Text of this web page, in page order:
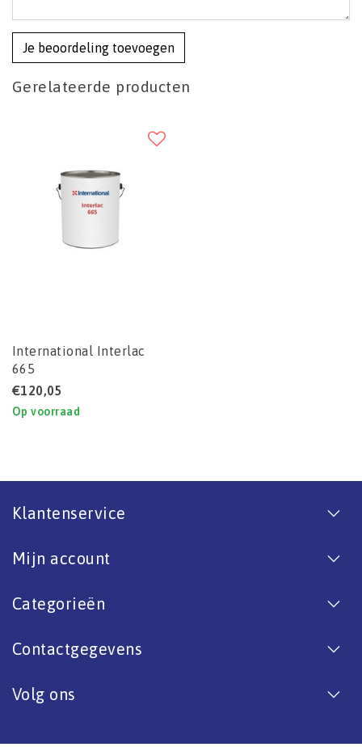
Je beoordeling toevoegen
Gerelateerde producten
International Interlac
665
€120,05
Op voorraad
Klantenservice
Mijn account
Categorieën
Contactgegevens
Volg ons